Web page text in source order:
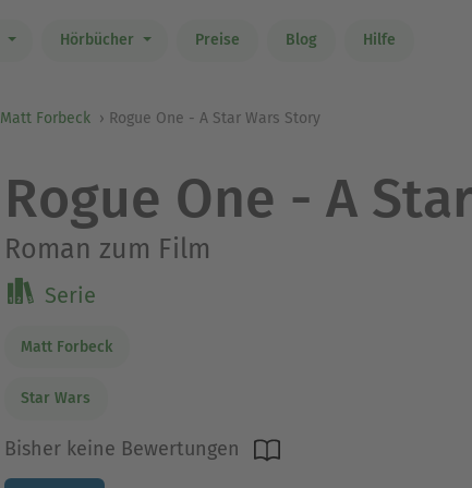
Hörbücher Preise Blog Hilfe
Matt Forbeck Rogue One - A Star Wars Story
Rogue One - A
Roman zum Film
Serie
Matt Forbeck
Star Wars
Bisher keine Bewertungen